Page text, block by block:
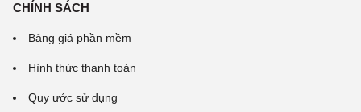
CHÍNH SÁCH
Bảng giá phần mềm
Hình thức thanh toán
Quy ước sử dụng